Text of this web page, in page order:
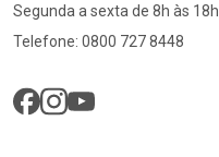
Segunda a sexta de 8h às 18h
Telefone: 0800 727 8448